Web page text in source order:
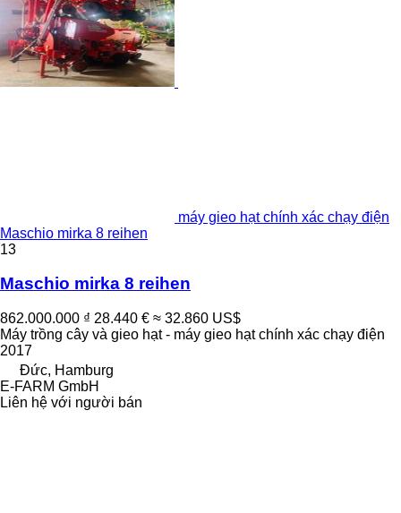
máy gieo hạt chính xác chạy điện
Maschio mirka 8 reihen
13
Maschio mirka 8 reihen
862.000.000 ₫ 28.440 € ≈ 32.860 US$
Máy trồng cây và gieo hạt - máy gieo hạt chính xác chạy điện
2017
Đức, Hamburg
E-FARM GmbH
Liên hệ với người bán